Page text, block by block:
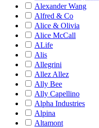
Alexander Wang
Alfred & Co
Alice & Olivia
Alice McCall
ALife
Alis
Allegrini
Allez Allez
Ally Bee
Ally Capellino
Alpha Industries
Alpina
Altamont